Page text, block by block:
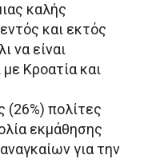
καλής
και εκτός
να είναι
Κροατία και
(26%) πολίτες
εκμάθησης
για την